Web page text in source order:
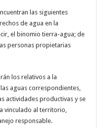
las siguientes
de agua en la
el binomio tierra-agua; de
personas propietarias
los relativos a la
aguas correspondientes,
actividades productivas y se
vinculado al territorio,
responsable.